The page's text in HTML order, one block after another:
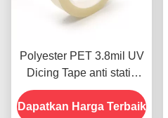
Polyester PET 3.8mil UV
Dicing Tape anti statis
perlindungan UV tape
Dapatkan Harga Terbaik